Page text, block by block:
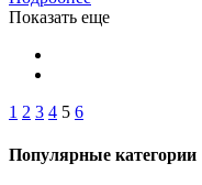
Показать еще
1 2 3 4 5 6
Популярные категории